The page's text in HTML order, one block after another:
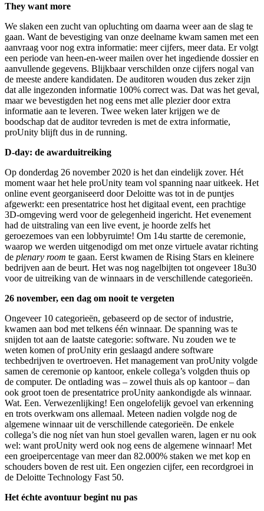
They want more
We slaken een zucht van opluchting om daarna weer aan de slag te
gaan. Want de bevestiging van onze deelname kwam samen met een
aanvraag voor nog extra informatie: meer cijfers, meer data. Er volgt
een periode van heen-en-weer mailen over het ingediende dossier en
aanvullende gegevens. Blijkbaar verschilden onze cijfers nogal van
de meeste andere kandidaten. De auditoren wouden dus zeker zijn
dat alle ingezonden informatie 100% correct was. Dat was het geval,
maar we bevestigden het nog eens met alle plezier door extra
informatie aan te leveren. Twee weken later krijgen we de
boodschap dat de auditor tevreden is met de extra informatie,
proUnity blijft dus in de running.
D-day: de awarduitreiking
Op donderdag 26 november 2020 is het dan eindelijk zover. Hét
moment waar het hele proUnity team vol spanning naar uitkeek. Het
online event georganiseerd door Deloitte was tot in de puntjes
afgewerkt: een presentatrice host het digitaal event, een prachtige
3D-omgeving werd voor de gelegenheid ingericht. Het evenement
had de uitstraling van een live event, je hoorde zelfs het
geroezemoes van een lobbyruimte! Om 14u startte de ceremonie,
waarop we werden uitgenodigd om met onze virtuele avatar richting
de plenary room te gaan. Eerst kwamen de Rising Stars en kleinere
bedrijven aan de beurt. Het was nog nagelbijten tot ongeveer 18u30
voor de uitreiking van de winnaars in de verschillende categorieën.
26 november, een dag om nooit te vergeten
Ongeveer 10 categorieën, gebaseerd op de sector of industrie,
kwamen aan bod met telkens één winnaar. De spanning was te
snijden tot aan de laatste categorie: software. Nu zouden we te
weten komen of proUnity erin geslaagd andere software
techbedrijven te overtroeven. Het management van proUnity volgde
samen de ceremonie op kantoor, enkele collega’s volgden thuis op
de computer. De ontlading was – zowel thuis als op kantoor – dan
ook groot toen de presentatrice proUnity aankondigde als winnaar.
Wat. Een. Verwezenlijking! Een ongelofelijk gevoel van erkenning
en trots overkwam ons allemaal. Meteen nadien volgde nog de
algemene winnaar uit de verschillende categorieën. De enkele
collega’s die nog níet van hun stoel gevallen waren, lagen er nu ook
wel: want proUnity werd ook nog eens de algemene winnaar! Met
een groeipercentage van meer dan 82.000% staken we met kop en
schouders boven de rest uit. Een ongezien cijfer, een recordgroei in
de Deloitte Technology Fast 50.
Het échte avontuur begint nu pas